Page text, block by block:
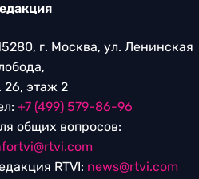
г. Москва, ул. Ленинская
26, этаж 2
+7 (499) 579-86-96
общих вопросов:
RTVI: news@rtvi.com